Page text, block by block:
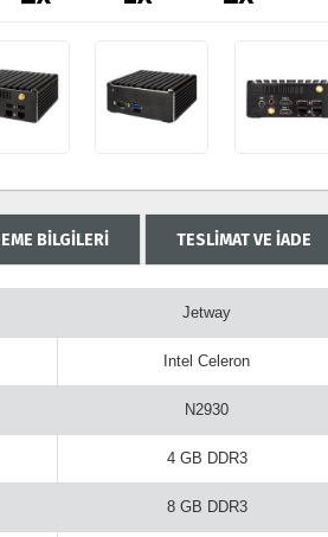
BİLGİLERİ TESLİMAT VE İADE
Jetway
Intel Celeron
N2930
4 GB DDR3
8 GB DDR3